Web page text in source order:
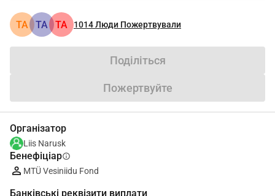
TA TA TA 1014Люди Пожертвували
Поділіться
Пожертвуйте
Організатор
Liis Narusk
Бенефіціарinfo
MTÜ Vesiniidu Fond
Банківські реквізити виплати